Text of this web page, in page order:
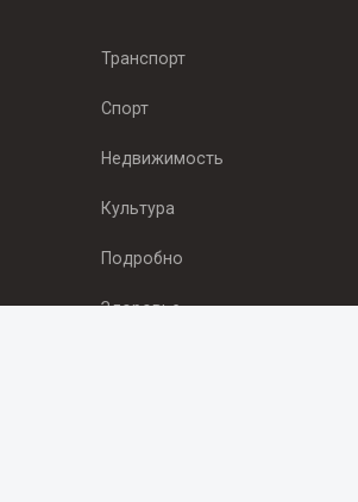
Транспорт
Спорт
Недвижимость
Культура
Подробно
Здоровье